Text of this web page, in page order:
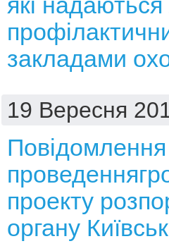
закладами
19 Вересня
проекту
органу